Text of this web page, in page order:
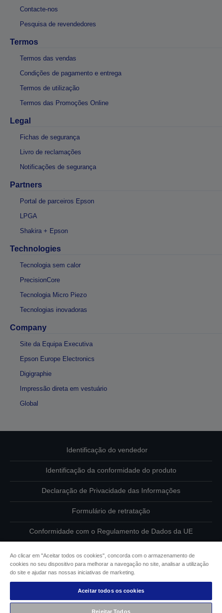
Contacte-nos
Pesquisa de revendedores
Termos
Termos das vendas
Condições de pagamento e entrega
Termos de utilização
Termos das Promoções Online
Legal
Fichas de segurança
Livro de reclamações
Notificações de segurança
Partners
Portal de parceiros Epson
LPGA
Shakira + Epson
Technologies
Tecnologia sem calor
PrecisionCore
Tecnologia Micro Piezo
Tecnologias inovadoras
Company
Site da Equipa Executiva
Epson Europe Electronics
Digigraphie
Impressão direta em vestuário
Global
Identificação do vendedor
Identificação da conformidade do produto
Declaração de Privacidade das Informações
Formulário de retratação
Conformidade com o Regulamento de Dados da UE
Informações sobre cookies
Compromisso da Epson para com a acessibilidade
Ao clicar em "Aceitar todos os cookies", concorda com o armazenamento de
cookies no seu dispositivo para melhorar a navegação no site, analisar a utilização
do site e ajudar nas nossas iniciativas de marketing.
Aceitar todos os cookies
Rejeitar Todos